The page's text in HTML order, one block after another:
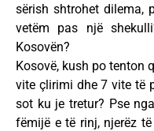
sërish shtrohet dilema,
vetëm pas një
Kosovën?
Kosovë, kush po tenton
vite çlirimi dhe 7 vite të
sot ku je tretur? Pse
fëmijë e të rinj, njerëz